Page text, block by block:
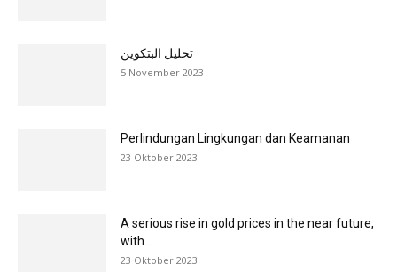
تحليل البتكوين
5 November 2023
Perlindungan Lingkungan dan Keamanan
23 Oktober 2023
A serious rise in gold prices in the near future,
with...
23 Oktober 2023